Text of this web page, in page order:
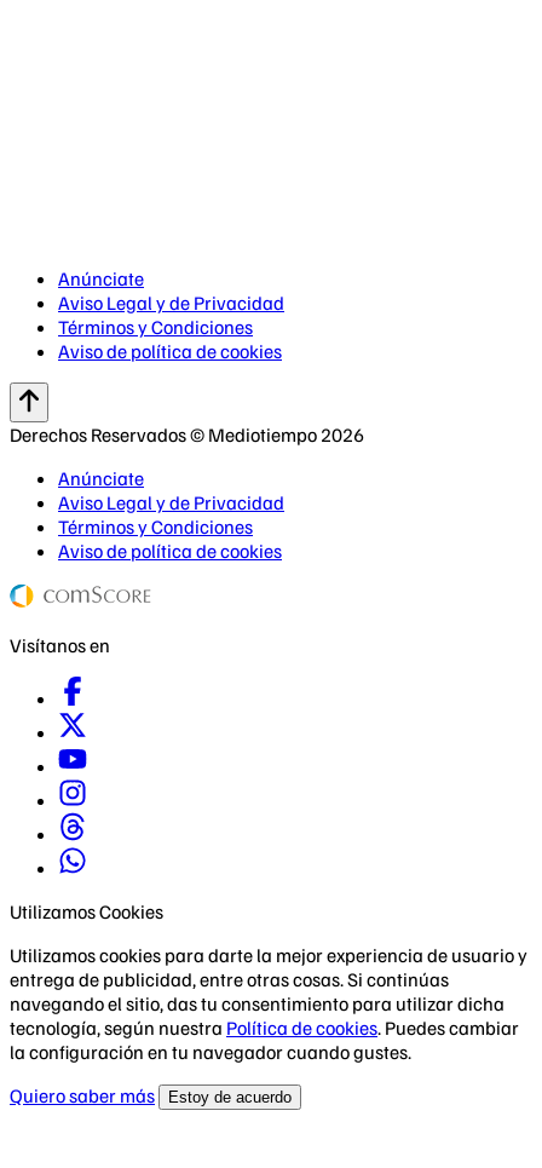
Anúnciate
Aviso Legal y de Privacidad
Términos y Condiciones
Aviso de política de cookies
Derechos Reservados © Mediotiempo 2026
Anúnciate
Aviso Legal y de Privacidad
Términos y Condiciones
Aviso de política de cookies
Visítanos en
Utilizamos Cookies
Utilizamos cookies para darte la mejor experiencia de usuario y
entrega de publicidad, entre otras cosas. Si continúas
navegando el sitio, das tu consentimiento para utilizar dicha
tecnología, según nuestra Política de cookies. Puedes cambiar
la configuración en tu navegador cuando gustes.
Quiero saber más
Estoy de acuerdo